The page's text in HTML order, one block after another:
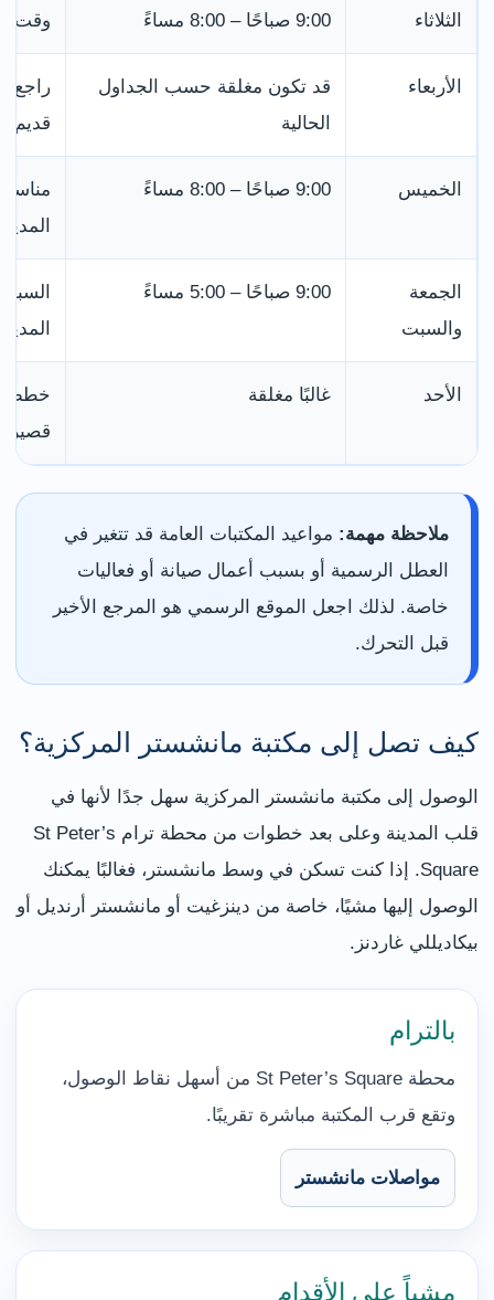
الثلاثاء 9:00 صباحًا – 8:00 مساءً وقت
الأربعاء
قد تكون مغلقة حسب الجداول
الحالية
راجع
قديم.
الخميس 9:00 صباحًا – 8:00 مساءً
الجمعة
والسبت
9:00 صباحًا – 5:00 مساءً
الأحد غالبًا مغلقة
خطط
ملاحظة مهمة: مواعيد المكتبات العامة قد تتغير في
العطل الرسمية أو بسبب أعمال صيانة أو فعاليات
خاصة. لذلك اجعل الموقع الرسمي هو المرجع الأخير
قبل التحرك.
كيف تصل إلى مكتبة مانشستر المركزية؟
الوصول إلى مكتبة مانشستر المركزية سهل جدًا لأنها في
قلب المدينة وعلى بعد خطوات من محطة ترام St Peter’s
Square. إذا كنت تسكن في وسط مانشستر، فغالبًا يمكنك
الوصول إليها مشيًا، خاصة من دينزغيت أو مانشستر أرنديل أو
بيكاديللي غاردنز.
بالترام
محطة St Peter’s Square من أسهل نقاط الوصول،
وتقع قرب المكتبة مباشرة تقريبًا.
مواصلات مانشستر
مشياً على الأقدام